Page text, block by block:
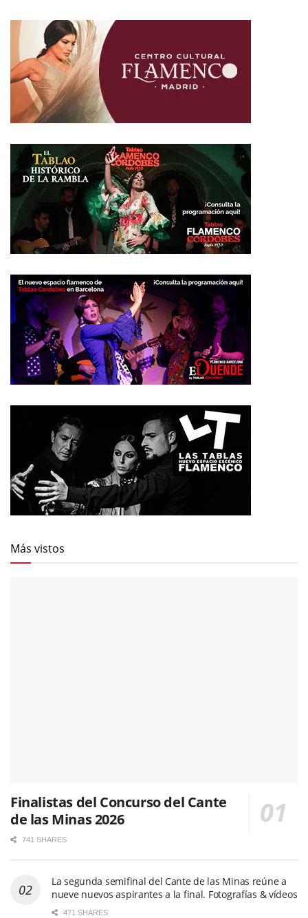
Más vistos
Finalistas del Concurso del Cante
de las Minas 2026
741 SHARES
La segunda semifinal del Cante de las Minas reúne a
nueve nuevos aspirantes a la final. Fotografías & vídeos
471 SHARES